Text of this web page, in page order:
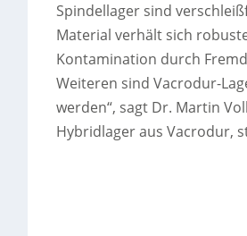
Spindellager sind
Material verhält sich
Kontamination durch
Weiteren sind Vacrodur-
werden“, sagt Dr. Martin
Hybridlager aus Vacrodur,